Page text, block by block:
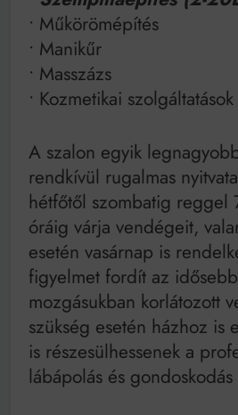
• Műkörömépítés
• Manikűr
• Masszázs
• Kozmetikai szolgáltatások
A szalon egyik
rendkívül rugalmas
hétfőtől szombatig reggel
óráig várja vendégeit,
esetén vasárnap is
figyelmet fordít az
mozgásukban korlátozott
szükség esetén házhoz is
is részesülhessenek a
lábápolás és